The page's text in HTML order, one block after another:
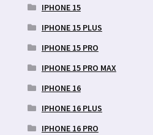
IPHONE 15
IPHONE 15 PLUS
IPHONE 15 PRO
IPHONE 15 PRO MAX
IPHONE 16
IPHONE 16 PLUS
IPHONE 16 PRO